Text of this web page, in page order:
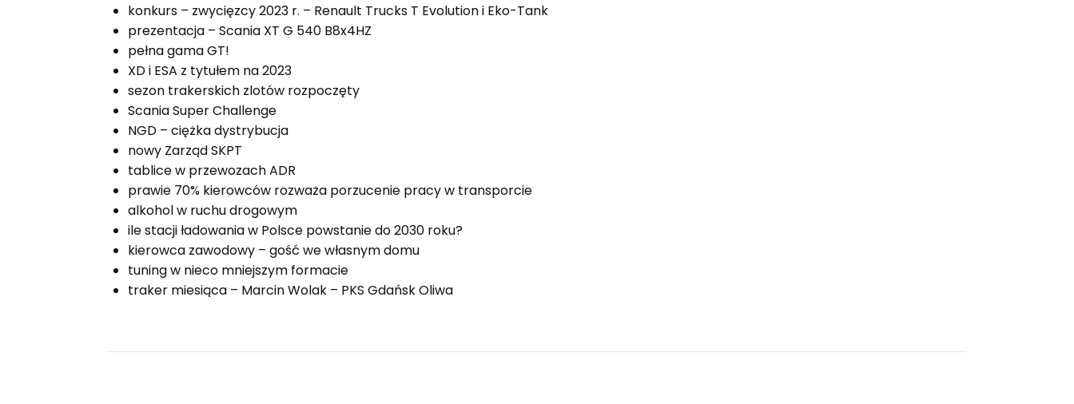
konkurs – zwycięzcy 2023 r. – Renault Trucks T Evolution i Eko-Tank
prezentacja – Scania XT G 540 B8x4HZ
pełna gama GT!
XD i ESA z tytułem na 2023
sezon trakerskich zlotów rozpoczęty
Scania Super Challenge
NGD – ciężka dystrybucja
nowy Zarząd SKPT
tablice w przewozach ADR
prawie 70% kierowców rozważa porzucenie pracy w transporcie
alkohol w ruchu drogowym
ile stacji ładowania w Polsce powstanie do 2030 roku?
kierowca zawodowy – gość we własnym domu
tuning w nieco mniejszym formacie
traker miesiąca – Marcin Wolak – PKS Gdańsk Oliwa